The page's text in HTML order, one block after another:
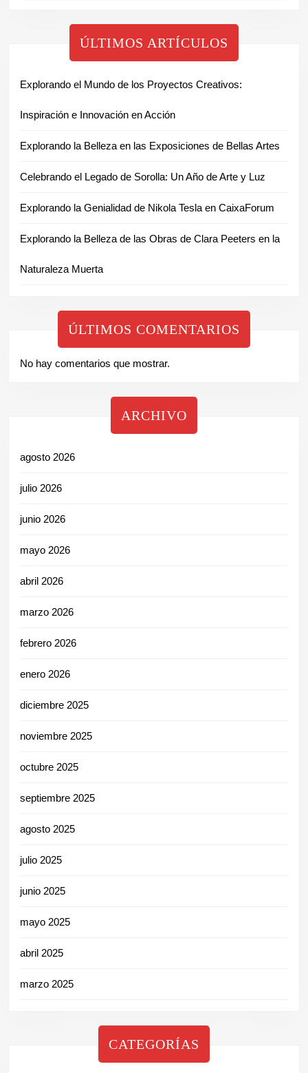
ÚLTIMOS ARTÍCULOS
Explorando el Mundo de los Proyectos Creativos:
Inspiración e Innovación en Acción
Explorando la Belleza en las Exposiciones de Bellas Artes
Celebrando el Legado de Sorolla: Un Año de Arte y Luz
Explorando la Genialidad de Nikola Tesla en CaixaForum
Explorando la Belleza de las Obras de Clara Peeters en la
Naturaleza Muerta
ÚLTIMOS COMENTARIOS
No hay comentarios que mostrar.
ARCHIVO
agosto 2026
julio 2026
junio 2026
mayo 2026
abril 2026
marzo 2026
febrero 2026
enero 2026
diciembre 2025
noviembre 2025
octubre 2025
septiembre 2025
agosto 2025
julio 2025
junio 2025
mayo 2025
abril 2025
marzo 2025
CATEGORÍAS